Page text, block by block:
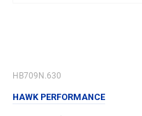
HB709N.630
HAWK PERFORMANCE